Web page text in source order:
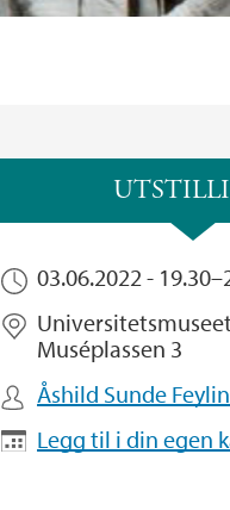
03.06.2022 - 19.30–
Muséplassen 3
Åshild Sunde
Legg til i din egen